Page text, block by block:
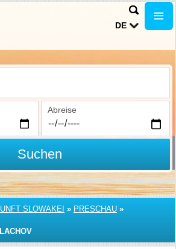
DE
Abreise
Suchen
SLOWAKEI » PRESCHAU »